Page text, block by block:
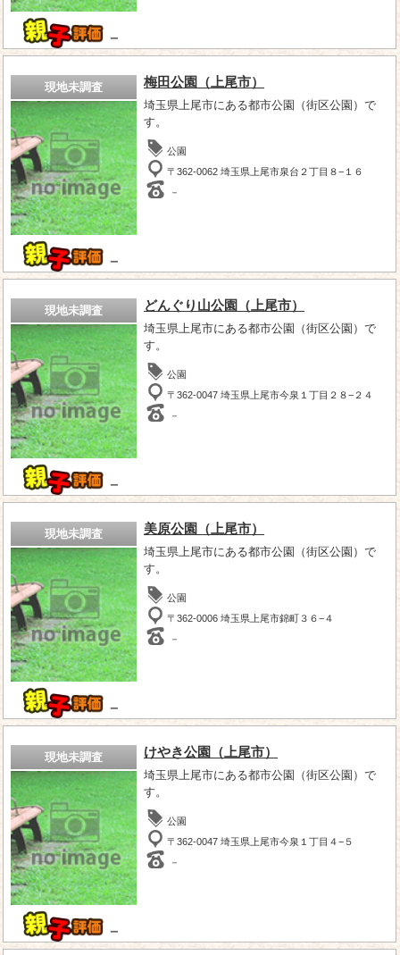
－
現地未調査
－
梅田公園（上尾市）
埼玉県上尾市にある都市公園（街区公園）で
す。
公園
〒362-0062 埼玉県上尾市泉台２丁目８−１６
－
現地未調査
－
どんぐり山公園（上尾市）
埼玉県上尾市にある都市公園（街区公園）で
す。
公園
〒362-0047 埼玉県上尾市今泉１丁目２８−２４
－
現地未調査
－
美原公園（上尾市）
埼玉県上尾市にある都市公園（街区公園）で
す。
公園
〒362-0006 埼玉県上尾市錦町３６−４
－
現地未調査
－
けやき公園（上尾市）
埼玉県上尾市にある都市公園（街区公園）で
す。
公園
〒362-0047 埼玉県上尾市今泉１丁目４−５
－